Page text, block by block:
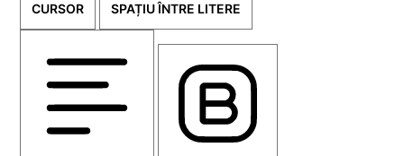
CURSOR SPAȚIU ÎNTRE LITERE